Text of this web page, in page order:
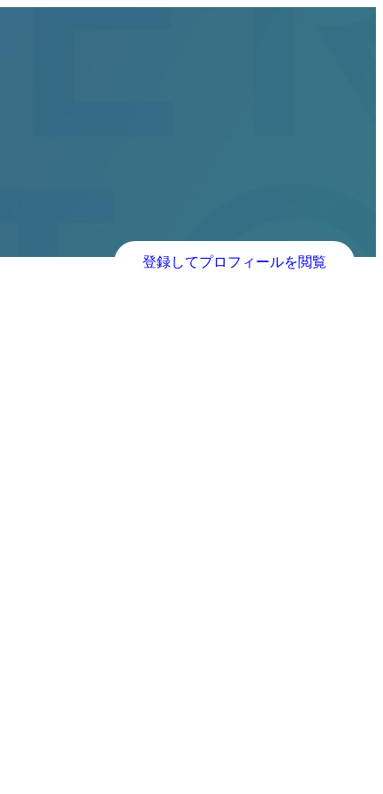
登録してプロフィールを閲覧